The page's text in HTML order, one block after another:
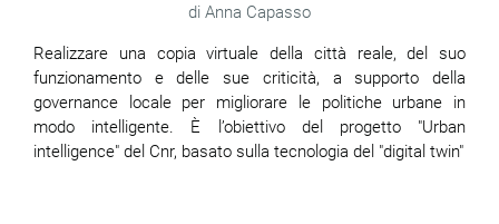
Anna Capasso
Realizzare una copia virtuale della città reale, del suo
funzionamento e delle sue criticità, a supporto della
governance locale per migliorare le politiche urbane in
modo intelligente. È
l’obiettivo del progetto "Urban
intelligence" del Cnr, basato sulla tecnologia del "digital twin"